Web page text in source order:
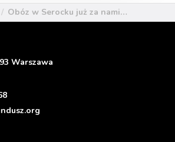
Obóz w Serocku już za nami…
Warszawa